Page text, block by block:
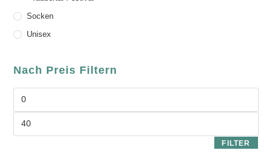
Socken
Unisex
Nach Preis Filtern
FILTER